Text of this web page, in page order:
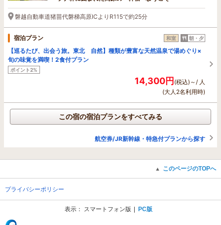
磐越自動車道猪苗代磐梯高原ICよりR115で約25分
宿泊プラン 和室 朝・夕
【巡るたび、出会う旅。東北 自然】種類が豊富な天然温泉で湯めぐり×
旬の味覚を満喫！2食付プラン
ポイント2%
14,300円(税込)～/ 人
(大人2名利用時)
この宿の宿泊プランをすべてみる
航空券/JR新幹線・特急付プランから探す
▲ このページのTOPへ
プライバシーポリシー
表示： スマートフォン版 PC版